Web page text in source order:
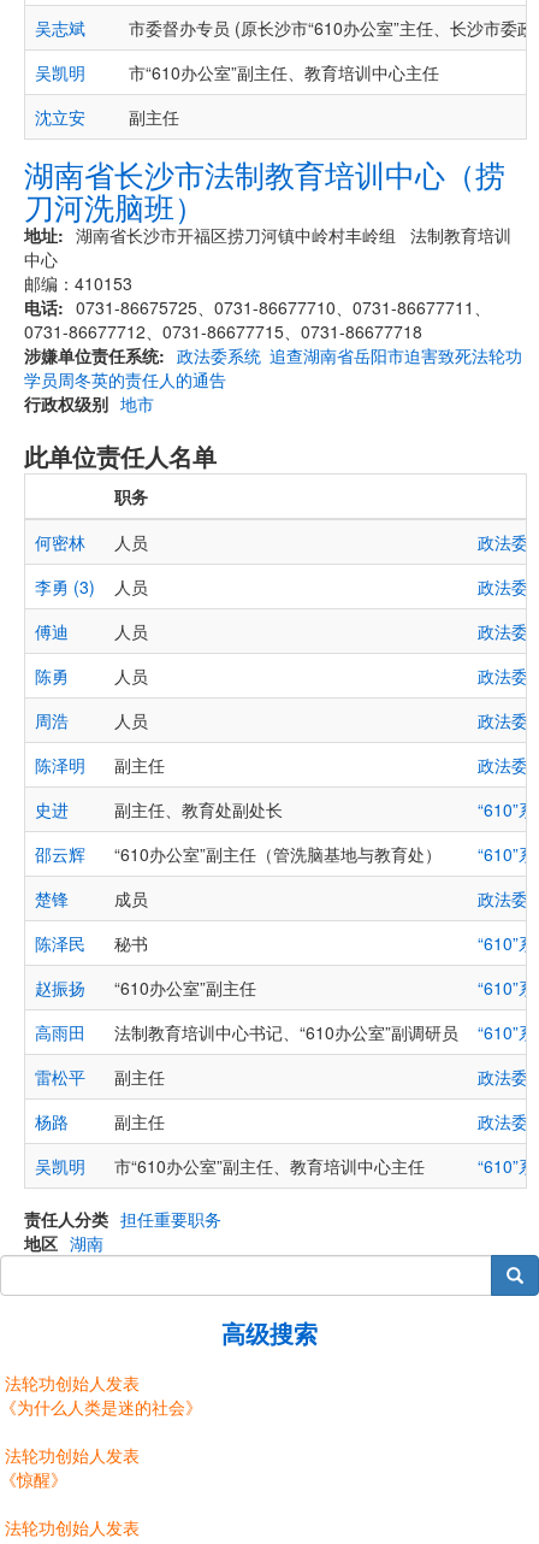
吴志斌
市委督办专员 (原长沙市“610办公室”主任、长沙市委
吴凯明
市“610办公室”副主任、教育培训中心主任
沈立安
副主任
湖南省长沙市法制教育培训中心（捞
刀河洗脑班）
地址
湖南省长沙市开福区捞刀河镇中岭村丰岭组 法制教育培训
中心
邮编：410153
电话
0731-86675725、0731-86677710、0731-86677711、
0731-86677712、0731-86677715、0731-86677718
涉嫌单位责任系统
政法委系统 追查湖南省岳阳市迫害致死法轮功
学员周冬英的责任人的通告
行政权级别 地市
此单位责任人名单
职务
何密林
人员
政法委
李勇 (3)
人员
政法委
傅迪
人员
政法委
陈勇
人员
政法委
周浩
人员
政法委
陈泽明
副主任
政法委
史进
副主任、教育处副处长
“610”
邵云辉
“610办公室”副主任（管洗脑基地与教育处）
“610”
楚锋
成员
政法委
陈泽民
秘书
“610”
赵振扬
“610办公室”副主任
“610”
高雨田
法制教育培训中心书记、“610办公室”副调研员
“610”
雷松平
副主任
政法委
杨路
副主任
政法委
吴凯明
市“610办公室”副主任、教育培训中心主任 “610”
责任人分类 担任重要职务
地区 湖南
搜索
高级搜索
法轮功创始人发表
《为什么人类是迷的社会》
法轮功创始人发表
《惊醒》
法轮功创始人发表